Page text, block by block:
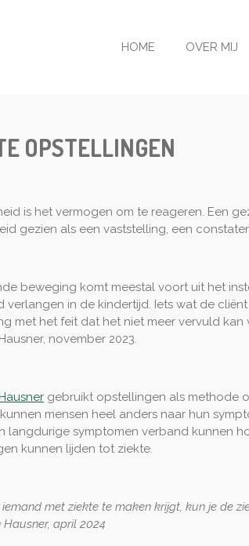
HOME OVER MIJ
OPSTELLINGEN
is het vermogen om te reageren. Een
gezien als een vaststelling, een
beweging komt meestal voort uit het
verlangen in de kindertijd. Iets wat de
met het feit dat het niet meer vervuld
november 2023.
gebruikt opstellingen als methode
mensen heel anders naar hun
langdurige symptomen verband kunnen
kunnen lijden tot ziekte.
iemand met ziekte te maken krijgt, kun je de
Hausner, april 2024